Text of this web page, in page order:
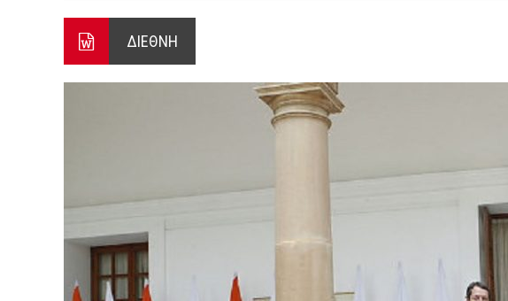
4 ΑΥΓΟΥΣΤΟΥ 2026: ΤΑ ΓΕΓΟΝΟΤΑ ΣΑΝ ΣΗΜΕΡΑ
ΔΙΕΘΝΗ